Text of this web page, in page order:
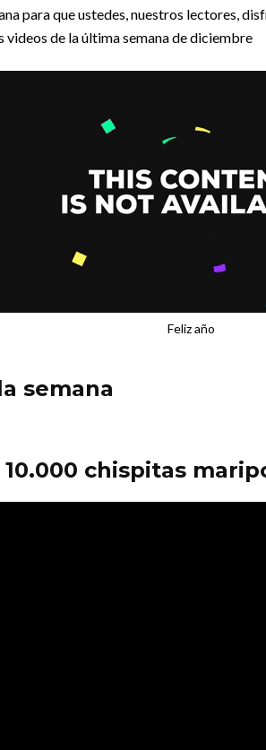
para que ustedes, nuestros lectores,
videos de la última semana de diciembre
Feliz año
semana
chispitas